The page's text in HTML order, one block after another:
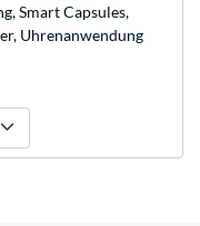
Smart Capsules,
Uhrenanwendung